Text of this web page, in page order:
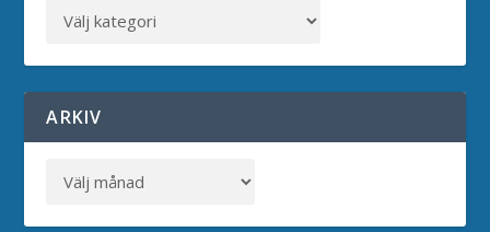
ARKIV